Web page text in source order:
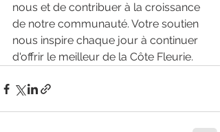
nous et de contribuer à la croissance
de notre communauté. Votre soutien
nous inspire chaque jour à continuer
d'offrir le meilleur de la Côte Fleurie.